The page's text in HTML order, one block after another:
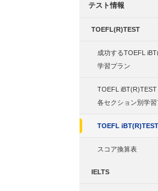
テスト情報
TOEFL(R)TEST
成功するTOEFL
学習プラン
TOEFL iBT(R)TEST
各セクション別学習
TOEFL
スコア換算表
IELTS